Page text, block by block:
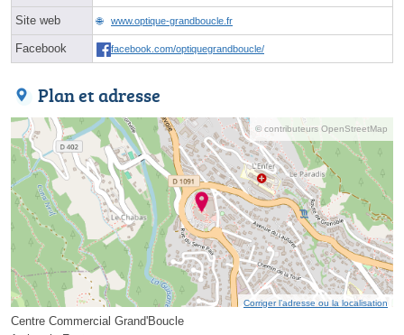
Site web www.optique-grandboucle.fr
Facebook facebook.com/optiquegrandboucle/
Plan et adresse
© contributeurs OpenStreetMap
Corriger l’adresse ou la localisation
Centre Commercial Grand'Boucle